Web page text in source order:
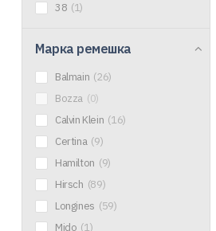
38 (1)
Марка ремешка
Balmain (26)
Bozza (0)
Calvin Klein (16)
Certina (9)
Hamilton (9)
Hirsch (89)
Longines (59)
Mido (1)